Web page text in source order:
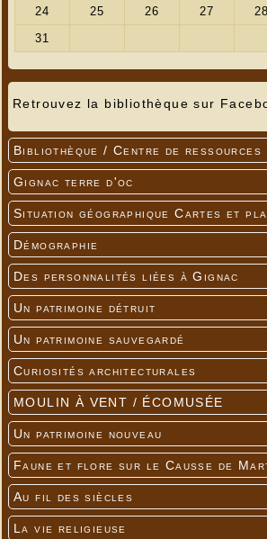
Retrouvez la bibliothèque sur
Bibliothèque / Centre de ressources
Gignac terre d'oc
Situation géographique Cartes et
Démographie
Des personnalités liées à Gignac
Un patrimoine détruit
Un patrimoine sauvegardé
Curiosités architecturales
MOULIN À VENT / ÉCOMUSÉE
Un patrimoine nouveau
Faune et flore sur le Causse de
Au fil des siècles
La vie religieuse